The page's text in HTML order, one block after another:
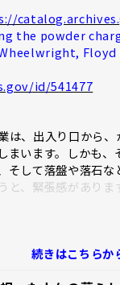
the powder
id/541477
は、出入り口から
まいます。しかも
そして落盤や落石な
、緊張感があり
続きはこちらか